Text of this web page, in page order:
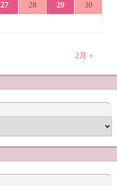
27 28 29 30
2月 »